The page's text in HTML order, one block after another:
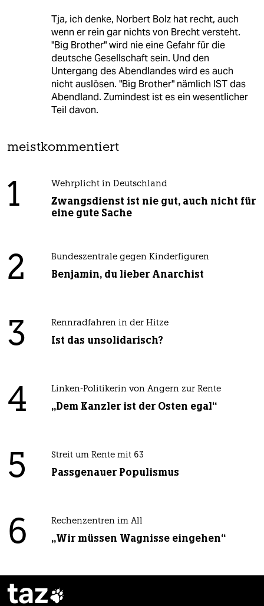
Tja, ich denke, Norbert Bolz hat recht, auch
wenn er rein gar nichts von Brecht versteht.
"Big Brother" wird nie eine Gefahr für die
deutsche Gesellschaft sein. Und den
Untergang des Abendlandes wird es auch
nicht auslösen. "Big Brother" nämlich IST das
Abendland. Zumindest ist es ein wesentlicher
Teil davon.
meistkommentiert
1 Wehrplicht in Deutschland
Zwangsdienst ist nie gut, auch nicht für
eine gute Sache
2 Bundeszentrale gegen Kinderfiguren
Benjamin, du lieber Anarchist
3 Rennradfahren in der Hitze
Ist das unsolidarisch?
4 Linken-Politikerin von Angern zur Rente
„Dem Kanzler ist der Osten egal“
5 Streit um Rente mit 63
Passgenauer Populismus
6 Rechenzentren im All
„Wir müssen Wagnisse eingehen“
taz